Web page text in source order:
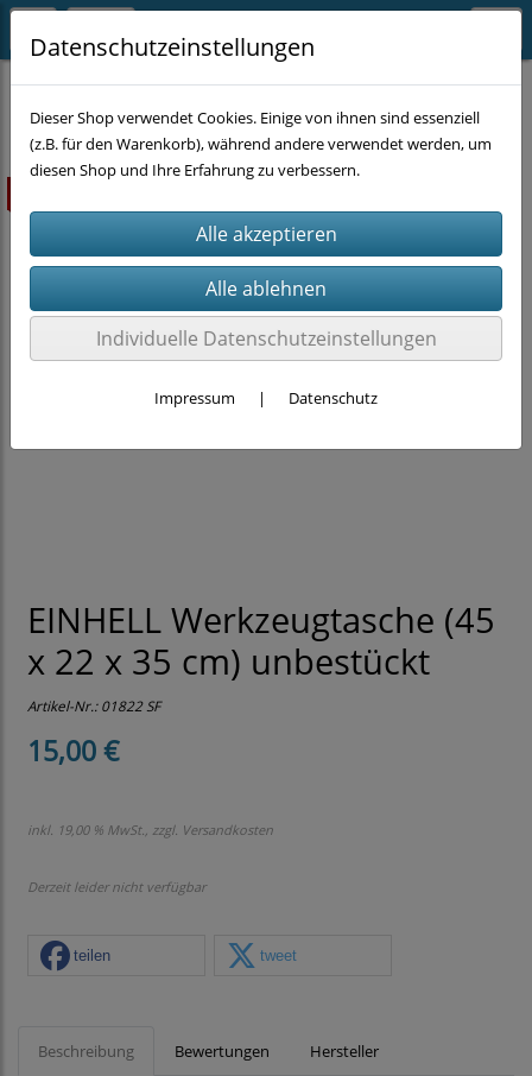
AUFBEWAHRUNG & ORDNUNG
EINHELL Werkzeugtasche (45
x 22 x 35 cm) unbestückt
Artikel-Nr.:01822 SF
15,00 €
inkl. 19,00 % MwSt., zzgl. Versandkosten
Derzeit leider nicht verfügbar
teilen tweet
Beschreibung Bewertungen Hersteller
Datenschutzeinstellungen
Dieser Shop verwendet Cookies. Einige von ihnen sind essenziell
(z.B. für den Warenkorb), während andere verwendet werden, um
diesen Shop und Ihre Erfahrung zu verbessern.
Individuelle Datenschutzeinstellungen
Impressum | Datenschutz